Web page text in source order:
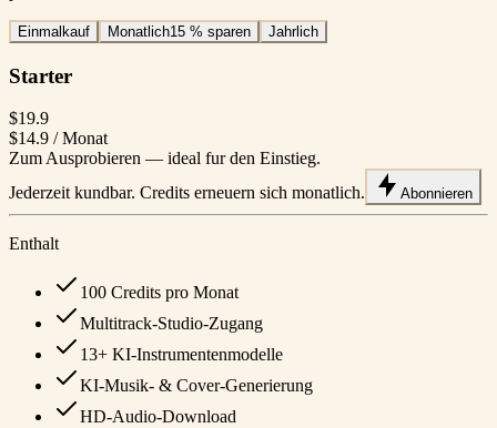
Einmalkauf Monatlich15 % sparen Jahrlich
Starter
$19.9
$14.9 / Monat
Zum Ausprobieren — ideal fur den Einstieg.
Jederzeit kundbar. Credits erneuern sich monatlich.
Abonnieren
Enthalt
100 Credits pro Monat
Multitrack-Studio-Zugang
13+ KI-Instrumentenmodelle
KI-Musik- & Cover-Generierung
HD-Audio-Download